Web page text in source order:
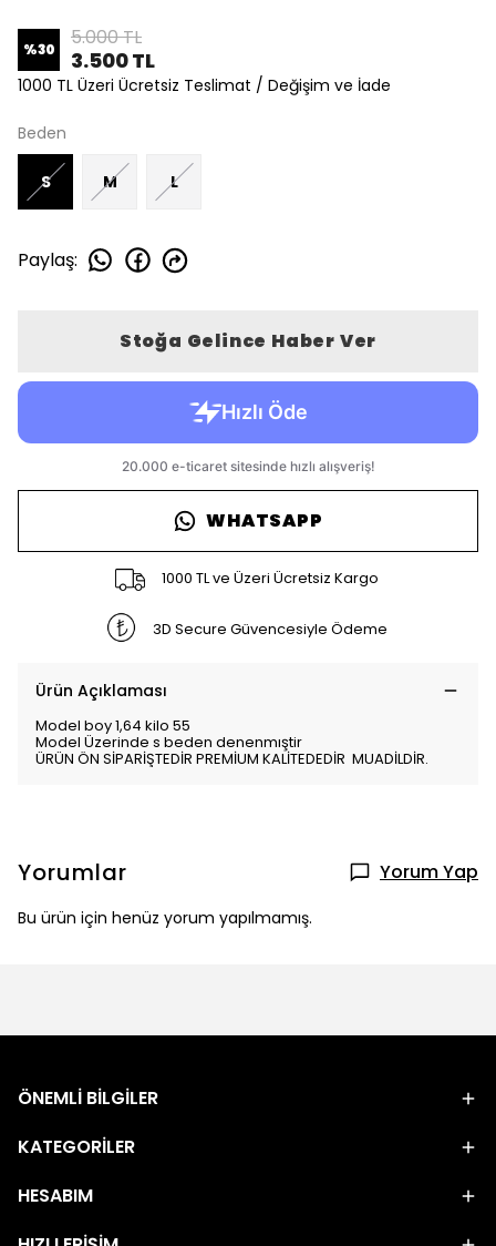
%30 5.000 TL
3.500 TL
1000 TL Üzeri Ücretsiz Teslimat / Değişim ve İade
Beden
S M L
Paylaş:
Stoğa Gelince Haber Ver
WHATSAPP
1000 TL ve Üzeri Ücretsiz Kargo
3D Secure Güvencesiyle Ödeme
Ürün Açıklaması
Model boy 1,64 kilo 55
Model Üzerinde s beden denenmıştir
ÜRÜN ÖN SİPARİŞTEDİR PREMİUM KALİTEDEDİR MUADİLDİR.
Yorumlar Yorum Yap
Bu ürün için henüz yorum yapılmamış.
ÖNEMLİ BİLGİLER
KATEGORİLER
HESABIM